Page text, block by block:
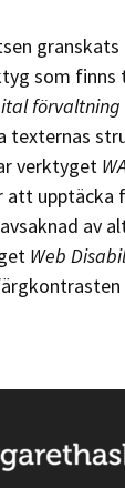
granskats
som finns
förvaltning
texternas
verktyget
att upptäcka
av
Web